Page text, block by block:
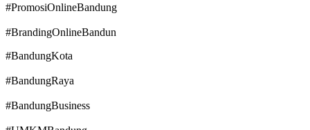
#PromosiOnlineBandung
#BrandingOnlineBandun
#BandungKota
#BandungRaya
#BandungBusiness